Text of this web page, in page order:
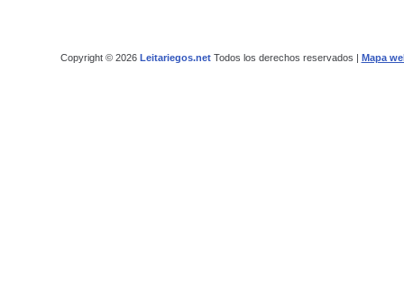
Copyright © 2026 Leitariegos.netTodos los derechos reservados | Mapa